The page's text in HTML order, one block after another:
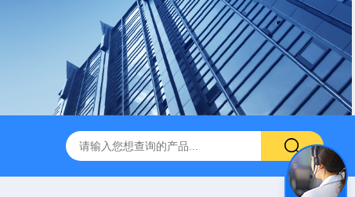
哈希HQ40D便携式多参数水质分析仪 哈希PD1P1在线PH